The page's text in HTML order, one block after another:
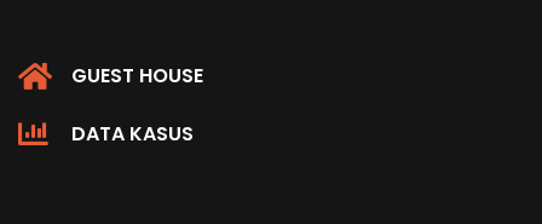
GUEST HOUSE
DATA KASUS